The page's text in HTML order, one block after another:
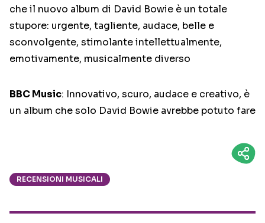
che il nuovo album di David Bowie è un totale
stupore: urgente, tagliente, audace, belle e
sconvolgente, stimolante intellettualmente,
emotivamente, musicalmente diverso
BBC Music: Innovativo, scuro, audace e creativo, è
un album che solo David Bowie avrebbe potuto fare
RECENSIONI MUSICALI